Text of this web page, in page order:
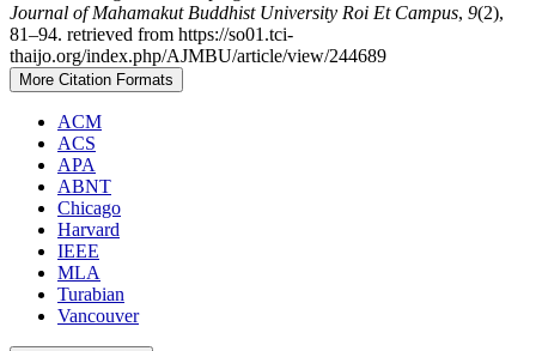
Journal of Mahamakut Buddhist University Roi Et Campus, 9(2),
81–94. retrieved from https://so01.tci-
thaijo.org/index.php/AJMBU/article/view/244689
More Citation Formats
ACM
ACS
APA
ABNT
Chicago
Harvard
IEEE
MLA
Turabian
Vancouver